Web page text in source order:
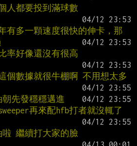
人都要投到滿球數
有多一顆速度很快的伸卡，那
率好像還沒有很高
個數據就很牛棚啊 不用想太多
先發穩穩邁進
再來配hfb打者就沒輒了
繼續打大家的臉